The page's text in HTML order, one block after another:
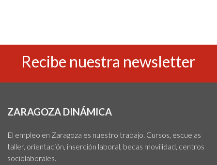
Recibe nuestra newsletter
ZARAGOZA DINÁMICA
El empleo en Zaragoza es nuestro trabajo. Cursos, escuelas
taller, orientación, inserción laboral, becas movilidad, centros
sociolaborales.